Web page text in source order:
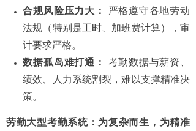
合规风险压力大：
严格遵守各地劳动
法规（特别是工时、加班费计算），审
计要求严格。
数据孤岛难打通：
考勤数据与薪资、
绩效、人力系统割裂，难以支撑精准决
策。
劳勤大型考勤系统：为复杂而生，为精准